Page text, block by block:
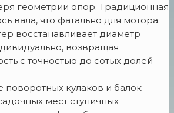
геометрии опор. Традиционная
вала, что фатально для мотора.
восстанавливает диаметр
возвращая
с точностью до сотых долей
поворотных кулаков и балок
мест ступичных